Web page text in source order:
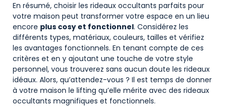
En résumé, choisir les rideaux occultants parfaits pour
votre maison peut transformer votre espace en un lieu
encore plus cosy et fonctionnel. Considérez les
différents types, matériaux, couleurs, tailles et vérifiez
les avantages fonctionnels. En tenant compte de ces
critères et en y ajoutant une touche de votre style
personnel, vous trouverez sans aucun doute les rideaux
idéaux. Alors, qu’attendez-vous ? Il est temps de donner
à votre maison le lifting qu’elle mérite avec des rideaux
occultants magnifiques et fonctionnels.